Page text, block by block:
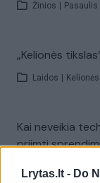
Lrytas.lt - Do
Žinios Pasaulis
„Kelionės
Laidos
Kai neveikia
priimti
Išlikti